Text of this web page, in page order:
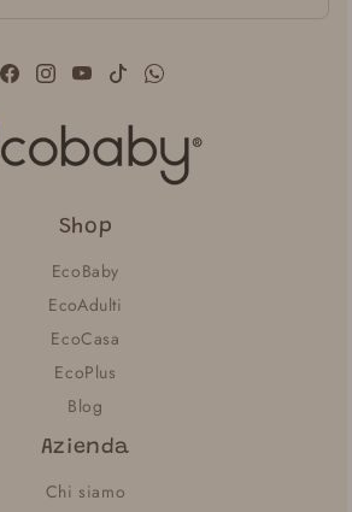
Shop
EcoBaby
EcoAdulti
EcoCasa
EcoPlus
Blog
Azienda
Chi siamo
Facebook
Instagram
YouTubeTikTokWhatsApp